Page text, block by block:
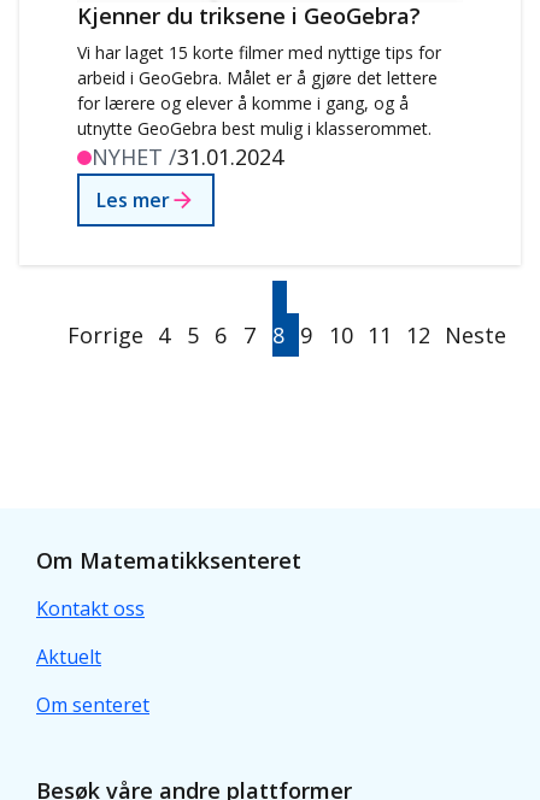
Kjenner du triksene i GeoGebra?
Vi har laget 15 korte filmer med nyttige tips for
arbeid i GeoGebra. Målet er å gjøre det lettere
for lærere og elever å komme i gang, og å
utnytte GeoGebra best mulig i klasserommet.
NYHET /31.01.2024
Les mer
side
Forrige 4
5 6
7
side
8 9
10 11
12
side
Neste
Om Matematikksenteret
Kontakt oss
Aktuelt
Om senteret
Besøk våre andre plattformer